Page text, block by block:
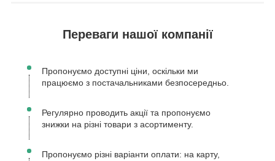
Переваги нашої компанії
Пропонуємо доступні ціни, оскільки ми
працюємо з постачальниками безпосередньо.
Регулярно проводить акції та пропонуємо
знижки на різні товари з асортименту.
Пропонуємо різні варіанти оплати: на карту,